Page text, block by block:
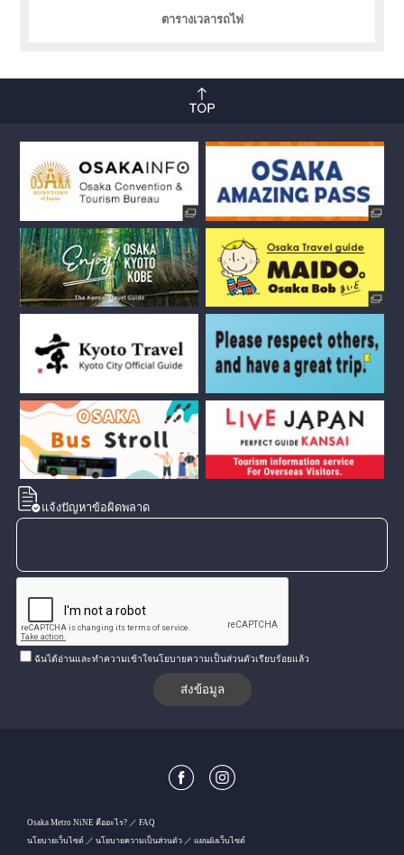
ตารางเวลารถไฟ
แจ้งปัญหาข้อผิดพลาด
ฉันได้อ่านและทำความเข้าใจนโยบายความเป็นส่วนตัวเรียบร้อยแล้ว
Osaka Metro NiNE คืออะไร?
FAQ
นโยบายเว็บไซต์
นโยบายความเป็นส่วนตัว แผนผังเว็บไซต์